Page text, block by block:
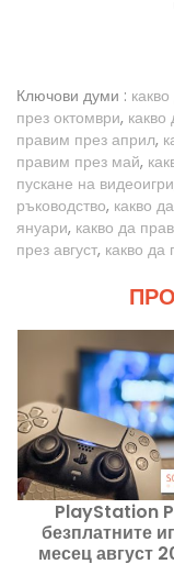
Ключови думи :
през октомври,
правим през април,
правим през май,
пускане на видеоигри
ръководство, какво
януари, какво да
през август, какво да
PlayStation
безплатните
месец август